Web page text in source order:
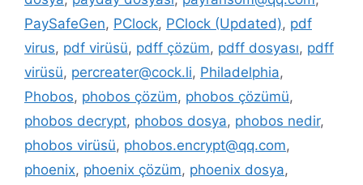
PaySafeGen, PClock, PClock (Updated), pdf
virus, pdf virüsü, pdff çözüm, pdff dosyası, pdff
virüsü, percreater@cock.li, Philadelphia,
Phobos, phobos çözüm, phobos çözümü,
phobos decrypt, phobos dosya, phobos nedir,
phobos virüsü, phobos.encrypt@qq.com,
phoenix, phoenix çözüm, phoenix dosya,